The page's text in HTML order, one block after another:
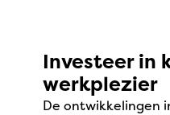
Investeer in
werkplezier
De ontwikkelingen